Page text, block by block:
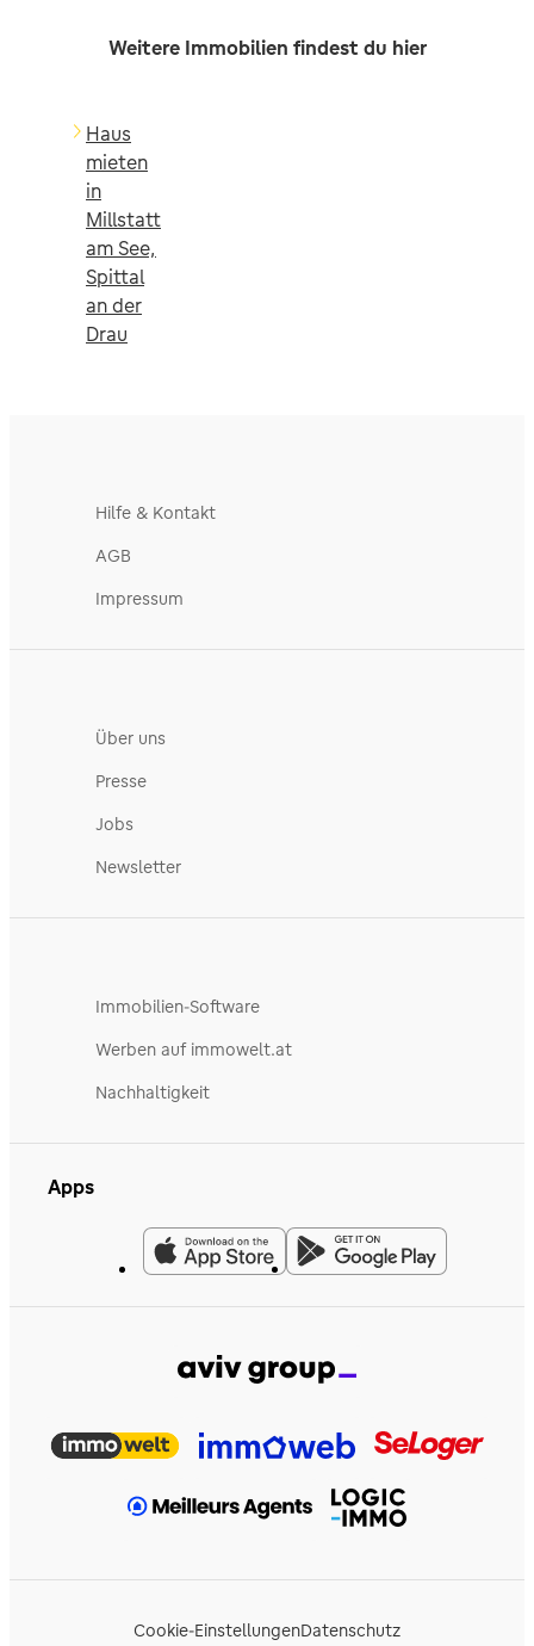
Weitere Immobilien findest du hier
Haus
mieten
in
Millstatt
am See,
Spittal
an der
Drau
Hilfe & Kontakt
AGB
Impressum
Über uns
Presse
Jobs
Newsletter
Immobilien-Software
Werben auf immowelt.at
Nachhaltigkeit
Apps
Cookie-EinstellungenDatenschutz